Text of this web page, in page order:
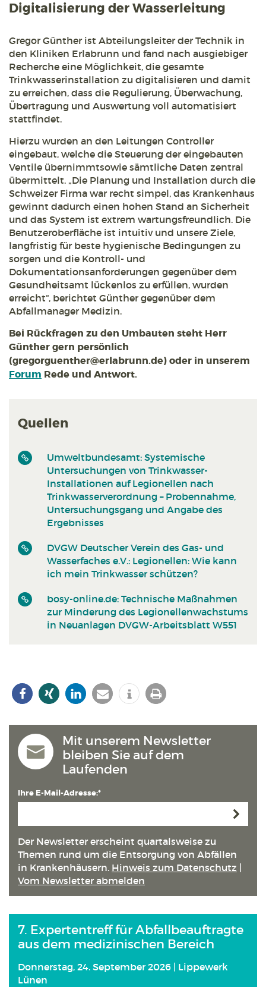
Digitalisierung der Wasserleitung
Gregor Günther ist Abteilungsleiter der Technik in
den Kliniken Erlabrunn und fand nach ausgiebiger
Recherche eine Möglichkeit, die gesamte
Trinkwasserinstallation zu digitalisieren und damit
zu erreichen, dass die Regulierung, Überwachung,
Übertragung und Auswertung voll automatisiert
stattfindet.
Hierzu wurden an den Leitungen Controller
eingebaut, welche die Steuerung der eingebauten
Ventile übernimmtsowie sämtliche Daten zentral
übermittelt. „Die Planung und Installation durch die
Schweizer Firma war recht simpel, das Krankenhaus
gewinnt dadurch einen hohen Stand an Sicherheit
und das System ist extrem wartungsfreundlich. Die
Benutzeroberfläche ist intuitiv und unsere Ziele,
langfristig für beste hygienische Bedingungen zu
sorgen und die Kontroll- und
Dokumentationsanforderungen gegenüber dem
Gesundheitsamt lückenlos zu erfüllen, wurden
erreicht“, berichtet Günther gegenüber dem
Abfallmanager Medizin.
Bei Rückfragen zu den Umbauten steht Herr
Günther gern persönlich
(gregorguenther@erlabrunn.de) oder in unserem
Forum Rede und Antwort.
Quellen
Umweltbundesamt: Systemische
Untersuchungen von Trinkwasser-
Installationen auf Legionellen nach
Trinkwasserverordnung – Probennahme,
Untersuchungsgang und Angabe des
Ergebnisses
DVGW Deutscher Verein des Gas- und
Wasserfaches e.V.: Legionellen: Wie kann
ich mein Trinkwasser schützen?
bosy-online.de: Technische Maßnahmen
zur Minderung des Legionellenwachstums
in Neuanlagen DVGW-Arbeitsblatt W551
Mit unserem Newsletter
bleiben Sie auf dem
Laufenden
Ihre E-Mail-Adresse:*
Der Newsletter erscheint quartals­weise zu
Themen rund um die Entsorgung von Abfällen
in Kranken­häusern. Hinweis zum Datenschutz
Vom Newsletter abmelden
7. Expertentreff für Abfallbeauftragte
aus dem medizinischen Bereich
Donnerstag, 24. September 2026 | Lippewerk
Lünen